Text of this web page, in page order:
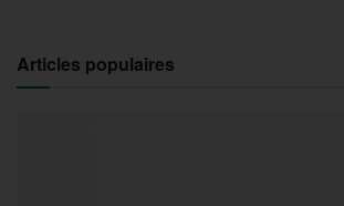
Articles populaires